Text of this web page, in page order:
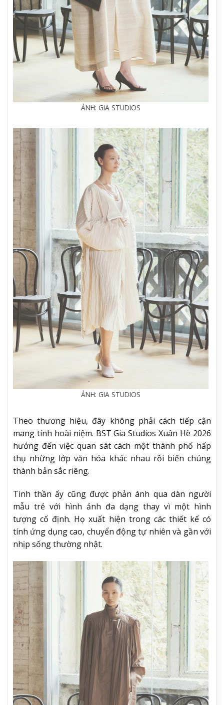
ẢNH: GIA STUDIOS
ẢNH: GIA STUDIOS
Theo thương hiệu, đây không phải cách tiếp cận
mang tính hoài niệm. BST Gia Studios Xuân Hè 2026
hướng đến việc quan sát cách một thành phố hấp
thụ những lớp văn hóa khác nhau rồi biến chúng
thành bản sắc riêng.
Tinh thần ấy cũng được phản ánh qua dàn người
mẫu trẻ với hình ảnh đa dạng thay vì một hình
tượng cố định. Họ xuất hiện trong các thiết kế có
tính ứng dụng cao, chuyển động tự nhiên và gần với
nhịp sống thường nhật.